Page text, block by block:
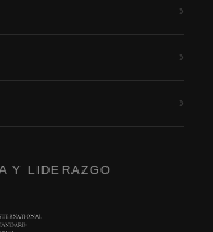
›
›
›
Y LIDERAZGO